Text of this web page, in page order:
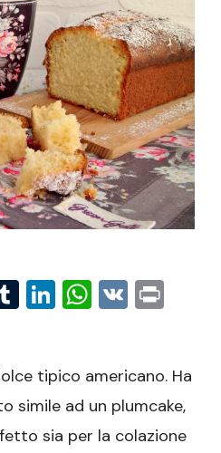
Tumblr
LinkedIn
VK
tipico americano. Ha
simile ad un plumcake,
sia per la colazione